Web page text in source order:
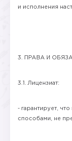
и исполнения
3. ПРАВА И
3.1. Лицензиат:
- гарантирует,
способами, не